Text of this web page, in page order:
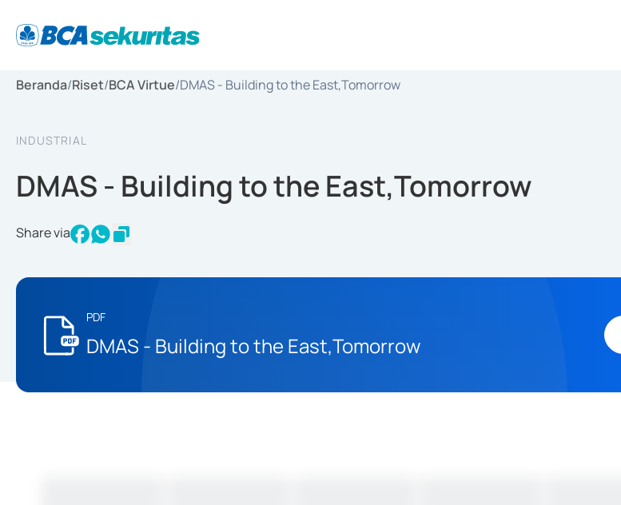
Beranda/Riset/BCA Virtue/DMAS - Building to the East,Tomorrow
INDUSTRIAL
DMAS - Building to the East,Tomorrow
Share via
PDF
DMAS - Building to the East,Tomorrow